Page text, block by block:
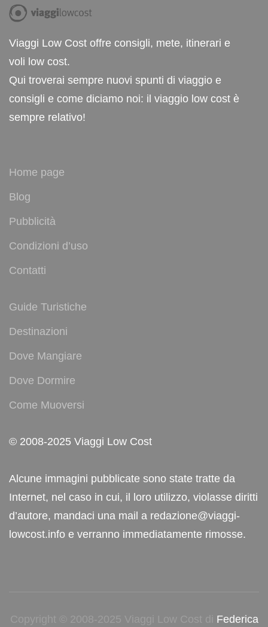
Viaggi Low Cost offre consigli, mete, itinerari e
voli low cost.
Qui troverai sempre nuovi spunti di viaggio e
consigli e come diciamo noi: il viaggio low cost è
sempre relativo!
Home page
Blog
Pubblicità
Condizioni d’uso
Contatti
Guide Turistiche
Destinazioni
Dove Mangiare
Dove Dormire
Come Muoversi
© 2008-2025 Viaggi Low Cost
Alcune immagini pubblicate sono state tratte da
Internet, nel caso in cui, il loro utilizzo, violasse diritti
d’autore, mandaci una mail a redazione@viaggi-
lowcost.info e verranno immediatamente rimosse.
Copyright © 2008-2025 Viaggi Low Cost di Federica